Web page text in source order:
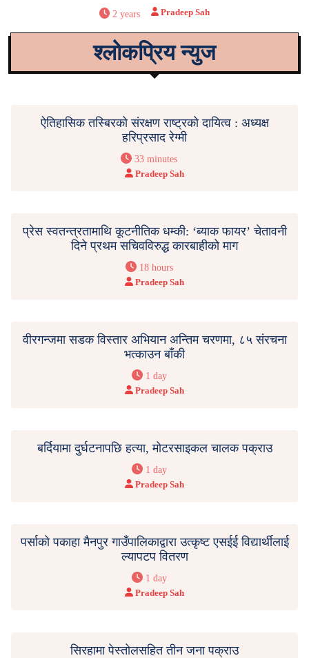
2 years Pradeep Sah
श्लोकप्रिय न्युज
ऐतिहासिक तस्बिरको संरक्षण राष्ट्रको दायित्व : अध्यक्ष
हरिप्रसाद रेग्मी
33 minutes
Pradeep Sah
प्रेस स्वतन्त्रतामाथि कूटनीतिक धम्की: ‘ब्याक फायर’ चेतावनी
दिने प्रथम सचिवविरुद्ध कारबाहीको माग
18 hours
Pradeep Sah
वीरगन्जमा सडक विस्तार अभियान अन्तिम चरणमा, ८५ संरचना
भत्काउन बाँकी
1 day
Pradeep Sah
बर्दियामा दुर्घटनापछि हत्या, मोटरसाइकल चालक पक्राउ
1 day
Pradeep Sah
पर्साको पकाहा मैनपुर गाउँपालिकाद्वारा उत्कृष्ट एसईई विद्यार्थीलाई
ल्यापटप वितरण
1 day
Pradeep Sah
सिरहामा पेस्तोलसहित तीन जना पक्राउ